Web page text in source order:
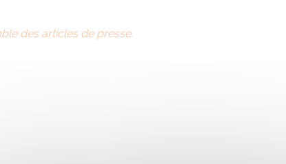
des articles de presse.